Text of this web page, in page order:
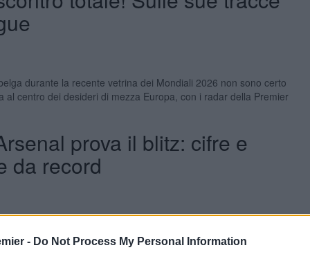
- Do Not Process My Personal Information
durante la recente vetrina dei Mondiali 2026 non sono certo
centro dei desideri di mezza Europa, con i radar della Premier
prova il blitz: cifre e
da record
e dalle proporzioni economiche spaventose di quello che
brasiliano si trova nell’età della piena maturità calcistica,